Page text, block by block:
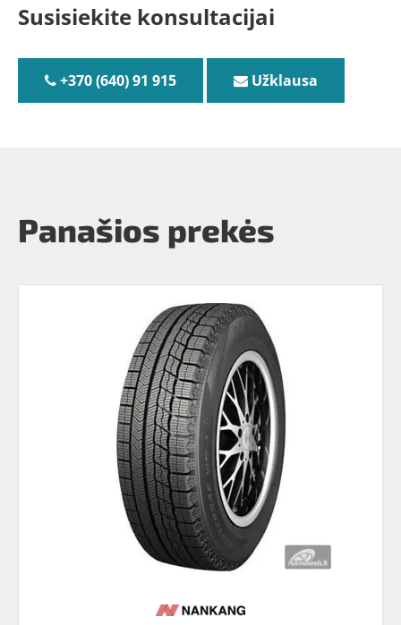
Susisiekite konsultacijai
+370 (640) 91 915 Užklausa
Panašios prekės